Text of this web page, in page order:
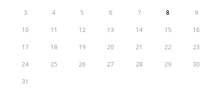
3 4 5 6 7 8 9
10 11 12 13 14 15 16
17 18 19 20 21 22 23
24 25 26 27 28 29 30
31